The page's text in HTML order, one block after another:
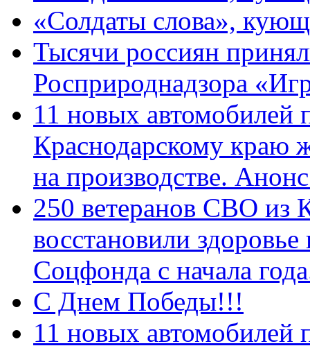
«Солдаты слова»,
Тысячи россиян
Росприроднадзора
11 новых автомобилей
Краснодарскому краю
на производстве.
250 ветеранов СВО из
восстановили
Соцфонда с начала
С Днем Победы!!!
11 новых автомобилей